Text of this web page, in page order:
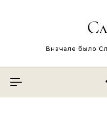
Вначале было